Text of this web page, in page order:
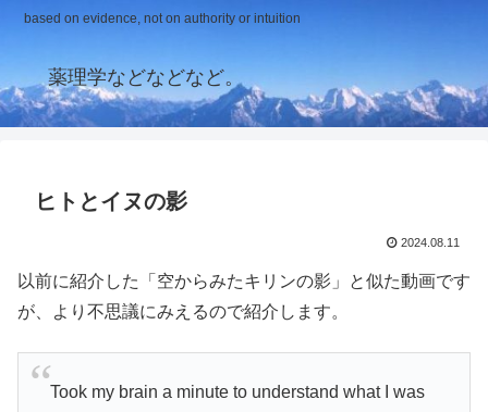
based on evidence, not on authority or intuition
薬理学などなどなど。
ヒトとイヌの影
2024.08.11
以前に紹介した「空からみたキリンの影」と似た動画です
が、より不思議にみえるので紹介します。
Took my brain a minute to understand what I was